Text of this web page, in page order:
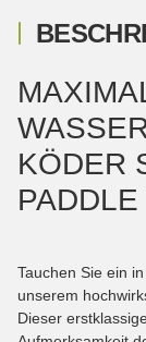
KÖDER
PADDLE
Tauchen Sie ein
unserem
Dieser